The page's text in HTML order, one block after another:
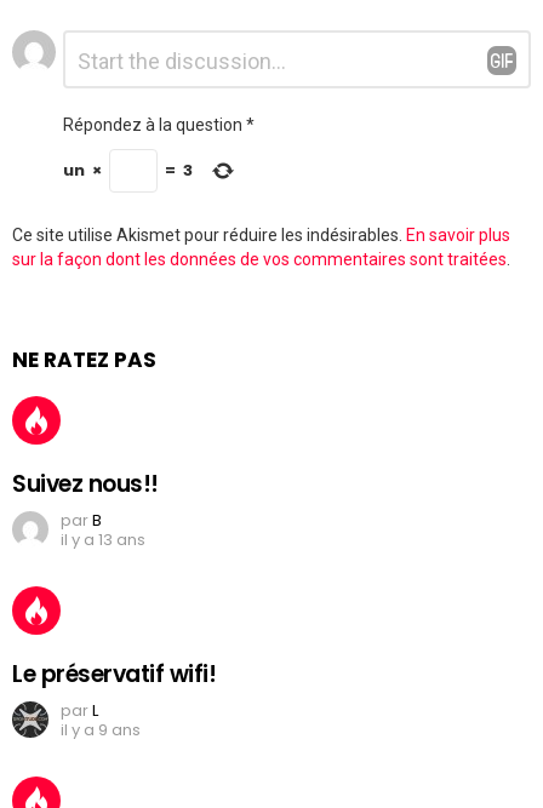
Laisser
un
commentaire
Commentaire
Répondez à la question *
un × = 3
Ce site utilise Akismet pour réduire les indésirables. En savoir plus
sur la façon dont les données de vos commentaires sont traitées
NE RATEZ PAS
Suivez nous!!
parB
il y a 13 ans
Le préservatif wifi!
parL
il y a 9 ans